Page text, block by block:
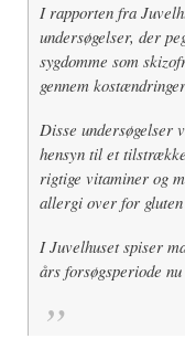
I rapporten fra
undersøgelser, der
sygdomme som
gennem
Disse undersøgelser
hensyn til et
rigtige vitaminer og
allergi over for gluten
I Juvelhuset spiser
års forsøgsperiode